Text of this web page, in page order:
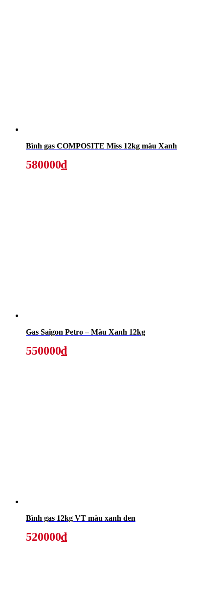
Bình gas COMPOSITE Miss 12kg màu Xanh
580000₫
Gas Saigon Petro – Màu Xanh 12kg
550000₫
Bình gas 12kg VT màu xanh đen
520000₫